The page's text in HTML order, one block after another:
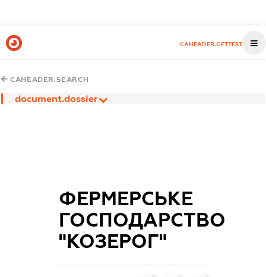
CAHEADER.GETTEST
CAHEADER.SEARCH
document.dossier
ФЕРМЕРСЬКЕ
ГОСПОДАРСТВО
"КОЗЕРОГ"